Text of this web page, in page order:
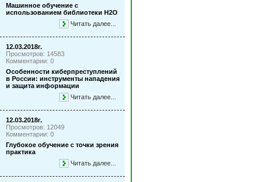
Машинное обучение с
использованием библиотеки Н2О
Читать далее...
12.03.2018г.
Просмотров: 14583
Комментарии: 0
Особенности киберпреступлений
в России: инструменты нападения
и защита информации
Читать далее...
12.03.2018г.
Просмотров: 12049
Комментарии: 0
Глубокое обучение с точки зрения
практика
Читать далее...